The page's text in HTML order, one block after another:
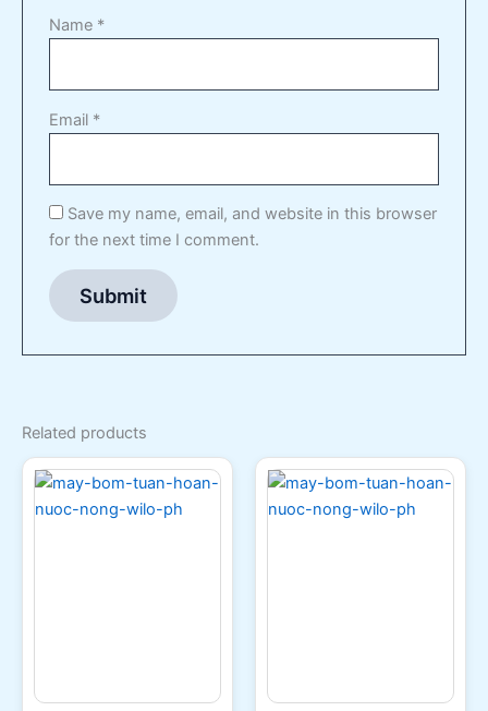
Name *
Email *
Save my name, email, and website in this browser
for the next time I comment.
Related products